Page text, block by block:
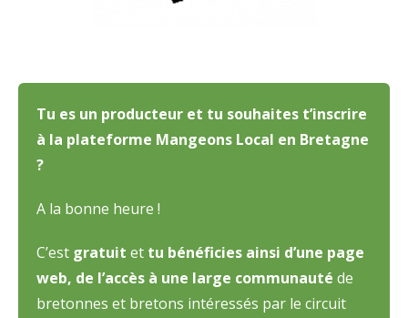
Tu es un producteur et tu souhaites t’inscrire
à la plateforme Mangeons Local en Bretagne
?
A la bonne heure !
C’est gratuit et tu bénéficies ainsi d’une page
web, de l’accès à une large communauté de
bretonnes et bretons intéressés par le circuit